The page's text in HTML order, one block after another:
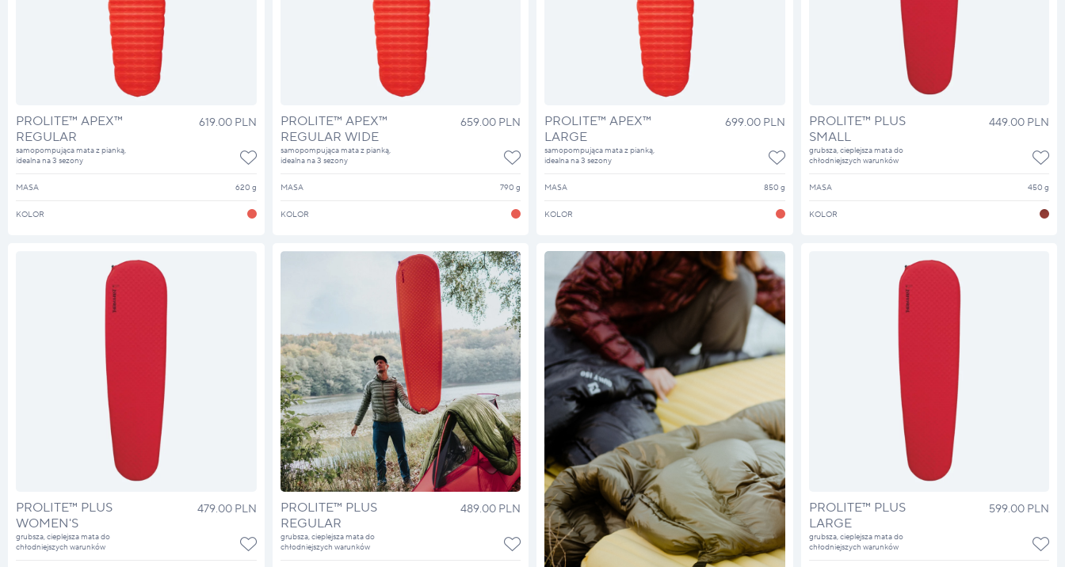
619.00 PLN
PROLITE™ APEX™
REGULAR
samopompująca mata z pianką,
idealna na 3 sezony
MASA 620 g
KOLOR
659.00 PLN
PROLITE™ APEX™
REGULAR WIDE
samopompująca mata z pianką,
idealna na 3 sezony
MASA 790 g
KOLOR
699.00 PLN
PROLITE™ APEX™
LARGE
samopompująca mata z pianką,
idealna na 3 sezony
MASA 850 g
KOLOR
449.00 PLN
PROLITE™ PLUS
SMALL
grubsza, cieplejsza mata do
chłodniejszych warunków
MASA 450 g
KOLOR
479.00 PLN
PROLITE™ PLUS
WOMEN'S
grubsza, cieplejsza mata do
chłodniejszych warunków
489.00 PLN
PROLITE™ PLUS
REGULAR
grubsza, cieplejsza mata do
chłodniejszych warunków
599.00 PLN
PROLITE™ PLUS
LARGE
grubsza, cieplejsza mata do
chłodniejszych warunków